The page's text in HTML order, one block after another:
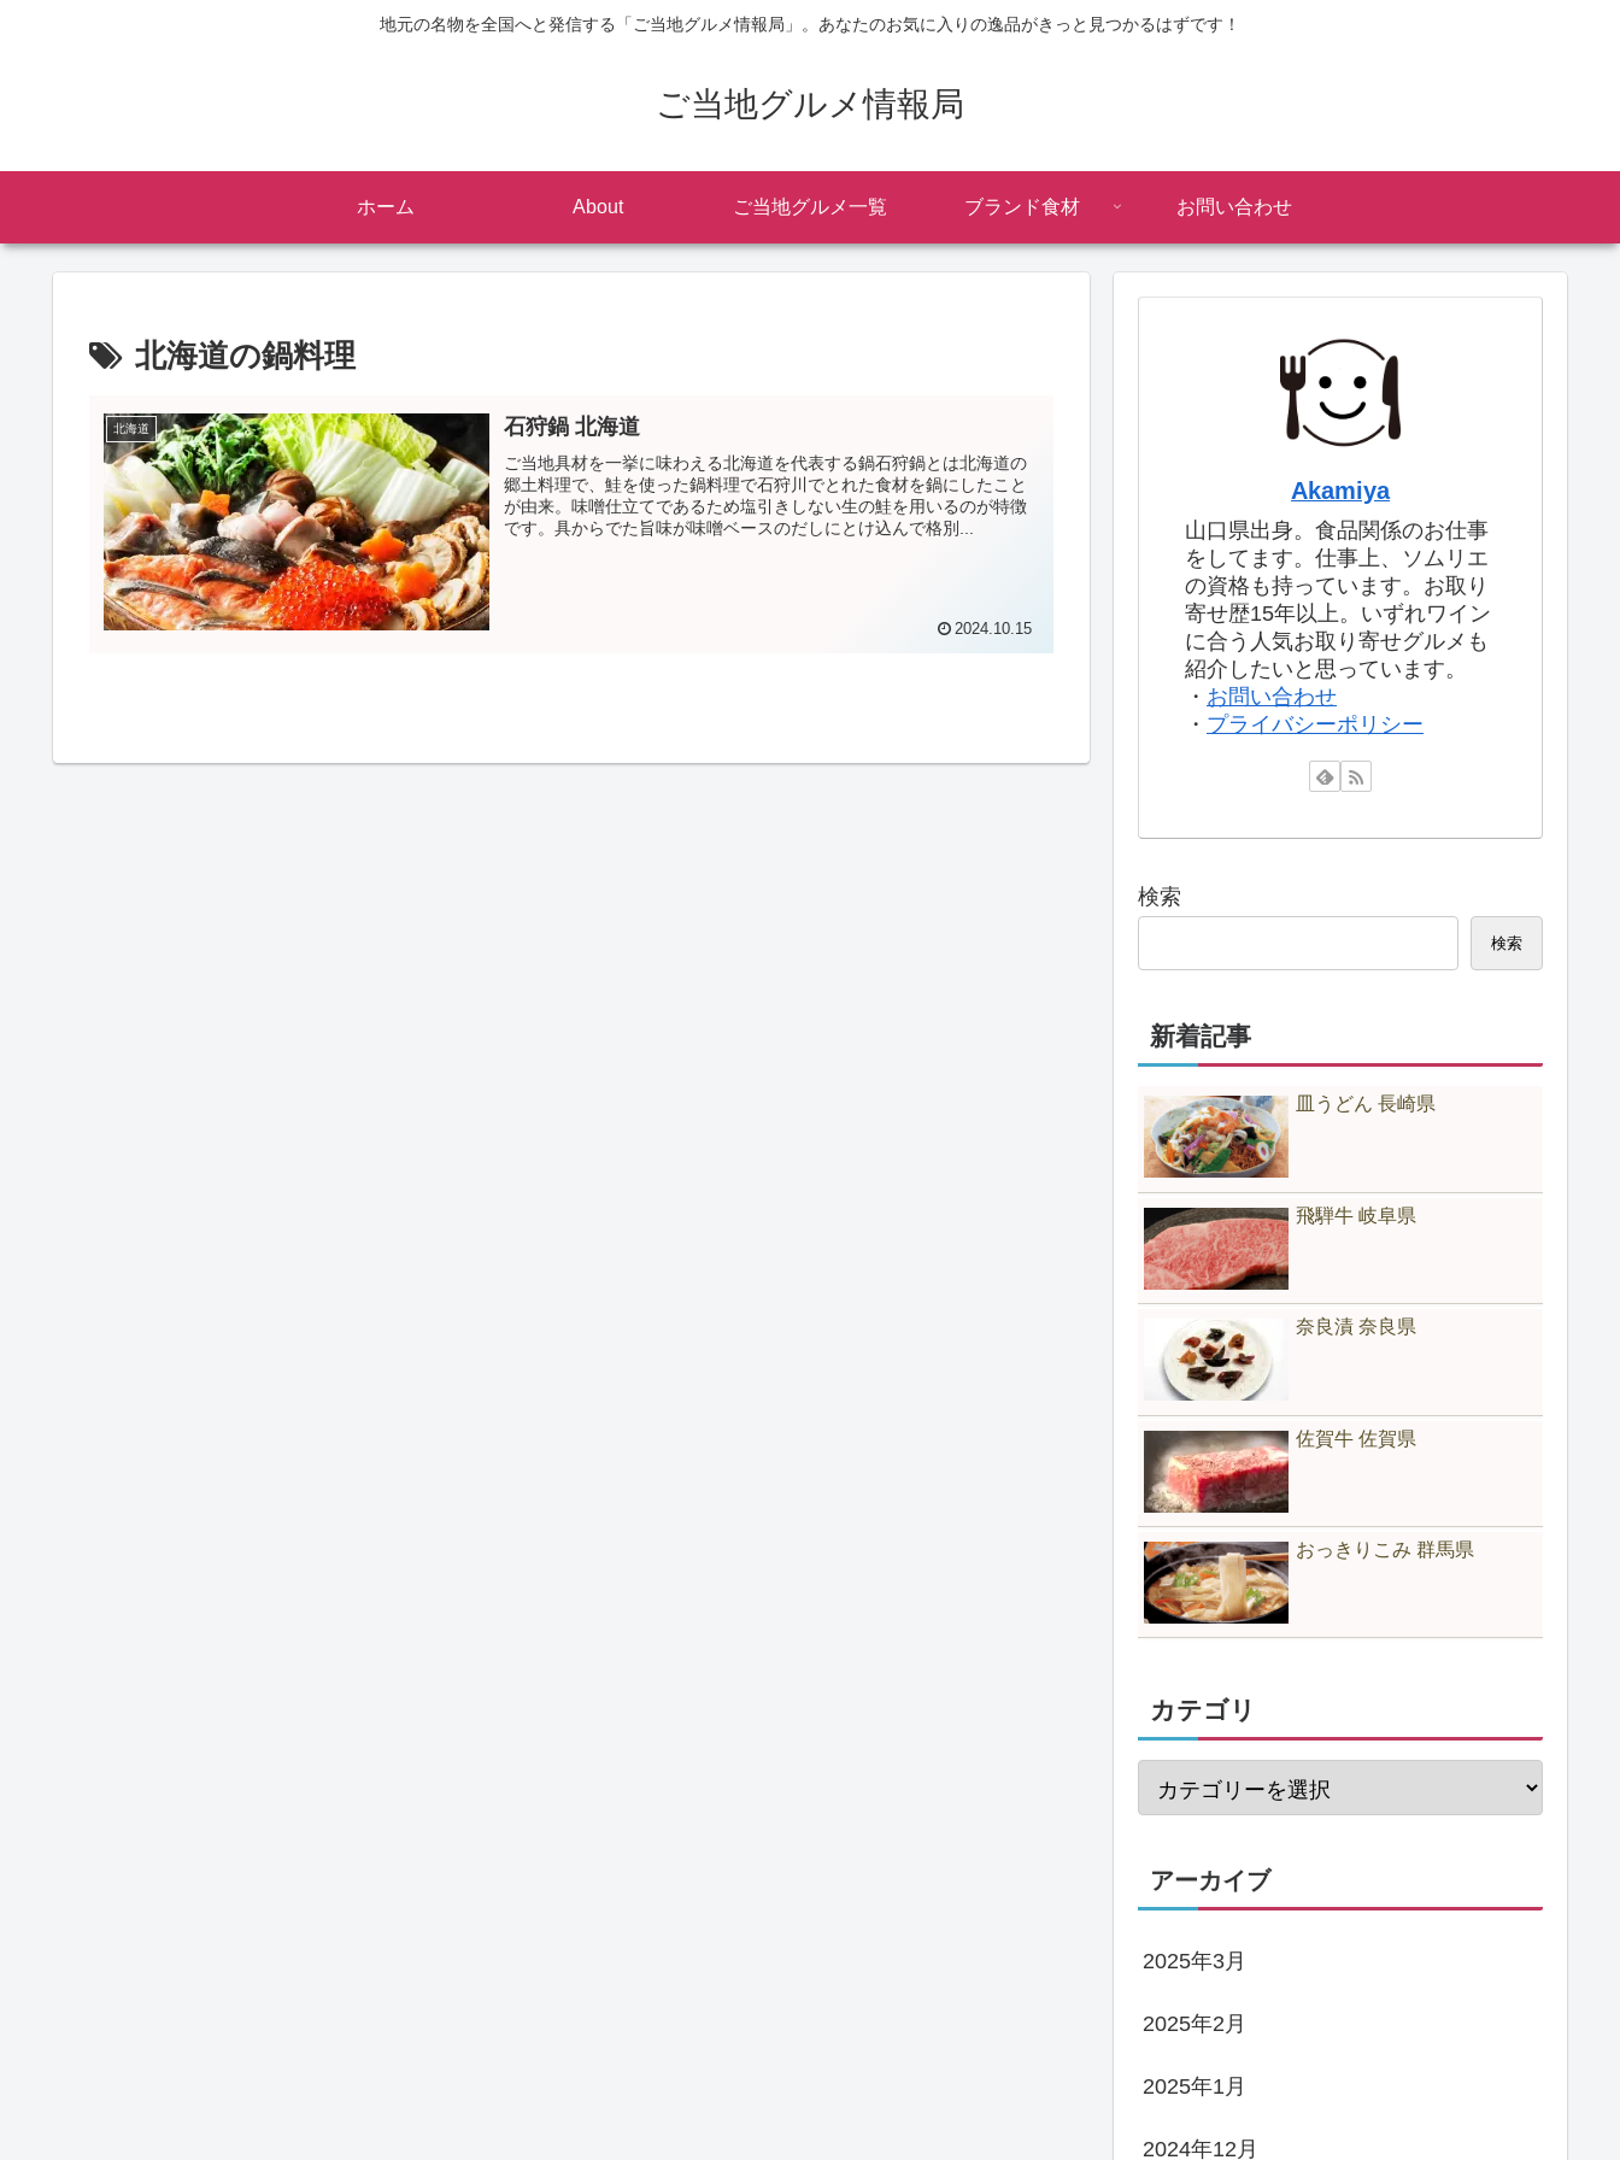
地元の名物を全国へと発信する「ご当地グルメ情報局」。あなたのお気に入りの逸品がきっと見つかるはずです！
ご当地グルメ情報局
ホーム About ご当地グルメ一覧 ブランド食材 お問い合わせ
北海道の鍋料理
北海道 石狩鍋 北海道
ご当地具材を一挙に味わえる北海道を代表する鍋石狩鍋とは北海道の
郷土料理で、鮭を使った鍋料理で石狩川でとれた食材を鍋にしたこと
が由来。味噌仕立てであるため塩引きしない生の鮭を用いるのが特徴
です。具からでた旨味が味噌ベースのだしにとけ込んで格別...
2024.10.15
Akamiya
山口県出身。食品関係のお仕事
をしてます。仕事上、ソムリエ
の資格も持っています。お取り
寄せ歴15年以上。いずれワイン
に合う人気お取り寄せグルメも
紹介したいと思っています。
・ お問い合わせ
・ プライバシーポリシー
検索
検索
新着記事
皿うどん 長崎県
飛騨牛 岐阜県
奈良漬 奈良県
佐賀牛 佐賀県
おっきりこみ 群馬県
カテゴリ
アーカイブ
2025年3月
2025年2月
2025年1月
2024年12月